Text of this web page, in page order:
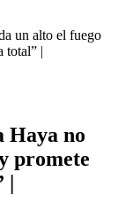
un alto el fuego
total” |
Haya no
promete
|